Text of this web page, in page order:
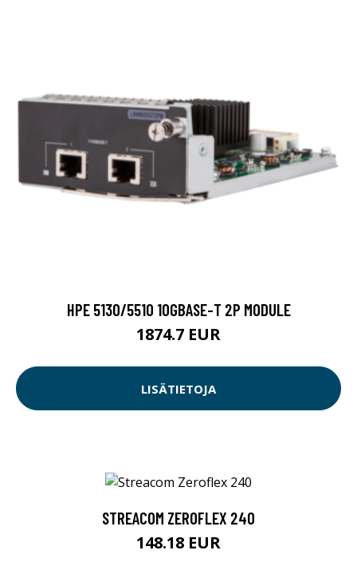
HPE 5130/5510 10GBASE-T 2P MODULE
1874.7 EUR
LISÄTIETOJA
STREACOM ZEROFLEX 240
148.18 EUR